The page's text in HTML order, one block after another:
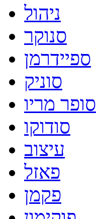
ניהול
סנוקר
ספיידרמן
סוניק
סופר מריו
סודוקו
עיצוב
פאזל
פקמן